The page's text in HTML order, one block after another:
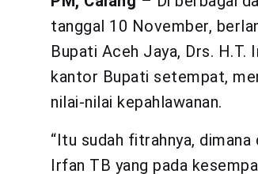
tanggal 10 November,
Bupati Aceh Jaya, Drs. H.T.
kantor Bupati setempat,
nilai-nilai kepahlawanan.
“Itu sudah fitrahnya,
Irfan TB yang pada